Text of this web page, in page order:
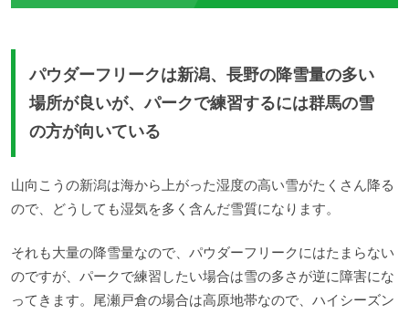
パウダーフリークは新潟、長野の降雪量の多い
場所が良いが、パークで練習するには群馬の雪
の方が向いている
山向こうの新潟は海から上がった湿度の高い雪がたくさん降る
ので、どうしても湿気を多く含んだ雪質になります。
それも大量の降雪量なので、パウダーフリークにはたまらない
のですが、パークで練習したい場合は雪の多さが逆に障害にな
ってきます。尾瀬戸倉の場合は高原地帯なので、ハイシーズン